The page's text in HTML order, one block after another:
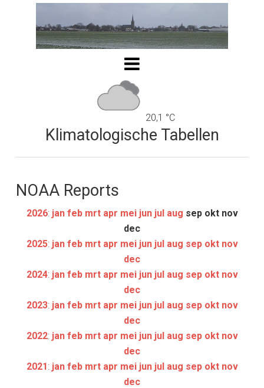
20,1 °C
Klimatologische Tabellen
NOAA Reports
2026: jan feb mrt apr mei jun jul aug sep okt nov
dec
2025: jan feb mrt apr mei jun jul aug sep okt nov
dec
2024: jan feb mrt apr mei jun jul aug sep okt nov
dec
2023: jan feb mrt apr mei jun jul aug sep okt nov
dec
2022: jan feb mrt apr mei jun jul aug sep okt nov
dec
2021: jan feb mrt apr mei jun jul aug sep okt nov
dec